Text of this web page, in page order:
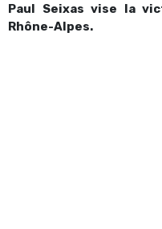
Paul Seixas vise la
Rhône-Alpes.